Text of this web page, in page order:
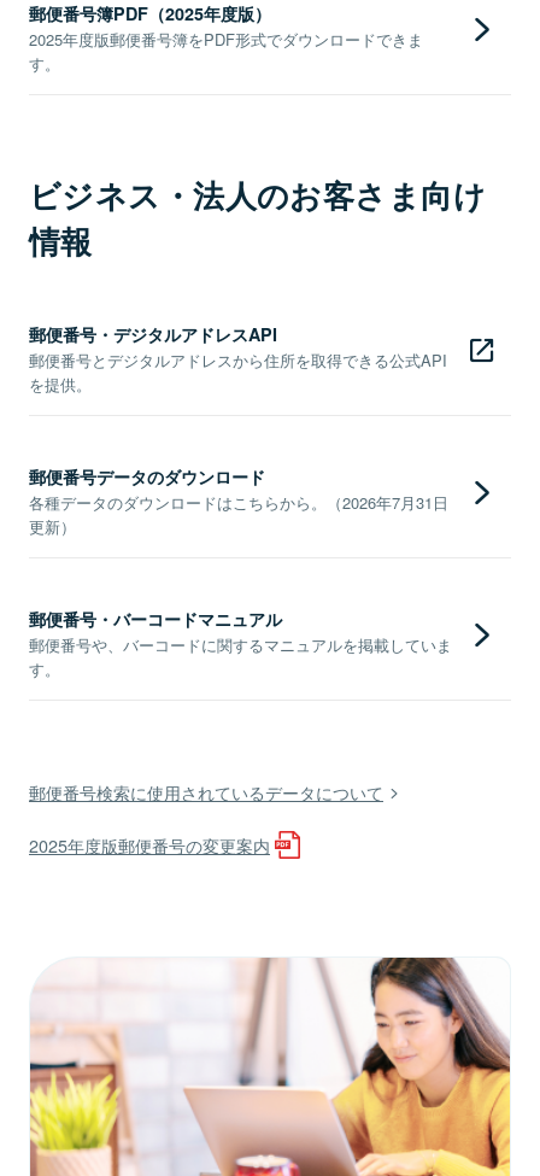
郵便番号簿PDF（2025年度版）
2025年度版郵便番号簿をPDF形式でダウンロードできま
す。
ビジネス・法人のお客さま向け
情報
郵便番号・デジタルアドレスAPI
郵便番号とデジタルアドレスから住所を取得できる公式API
を提供。
郵便番号データのダウンロード
各種データのダウンロードはこちらから。（2026年7月31日
更新）
郵便番号・バーコードマニュアル
郵便番号や、バーコードに関するマニュアルを掲載していま
す。
郵便番号検索に使用されているデータについて
2025年度版郵便番号の変更案内